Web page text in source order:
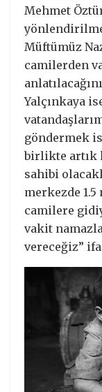
Mehmet
Müftümüz
camilerden
Yalçınkaya
göndermek
birlikte artık
sahibi
merkezde
camilere
vakit
vereceğiz”